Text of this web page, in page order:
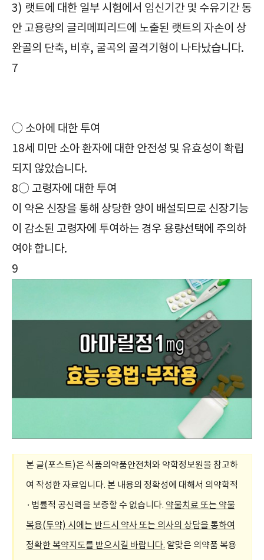
3) 랫트에 대한 일부 시험에서 임신기간 및 수유기간 동
안 고용량의 글리메피리드에 노출된 랫트의 자손이 상
완골의 단축, 비후, 굴곡의 골격기형이 나타났습니다.
7
○ 소아에 대한 투여
18세 미만 소아 환자에 대한 안전성 및 유효성이 확립
되지 않았습니다.
8○ 고령자에 대한 투여
이 약은 신장을 통해 상당한 양이 배설되므로 신장기능
이 감소된 고령자에 투여하는 경우 용량선택에 주의하
여야 합니다.
9
본 글(포스트)은 식품의약품안전처와 약학정보원을 참고하
여 작성한 자료입니다. 본 내용의 정확성에 대해서 의약학적
·법률적 공신력을 보증할 수 없습니다. 약물치료 또는 약물
복용(투약) 시에는 반드시 약사 또는 의사의 상담을 통하여
정확한 복약지도를 받으시길 바랍니다. 알맞은 의약품 복용